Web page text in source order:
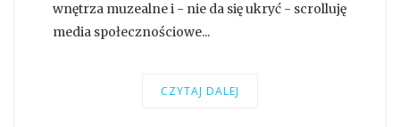
wnętrza muzealne i - nie da się ukryć - scrolluję
media społecznościowe...
CZYTAJ DALEJ